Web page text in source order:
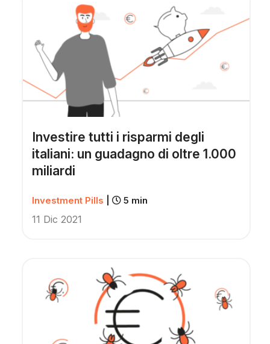
Investire tutti i risparmi degli
italiani: un guadagno di oltre 1.000
miliardi
Investment Pills 5 min
11 Dic 2021